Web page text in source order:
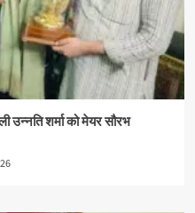
शर्मा को मेयर सौरभ